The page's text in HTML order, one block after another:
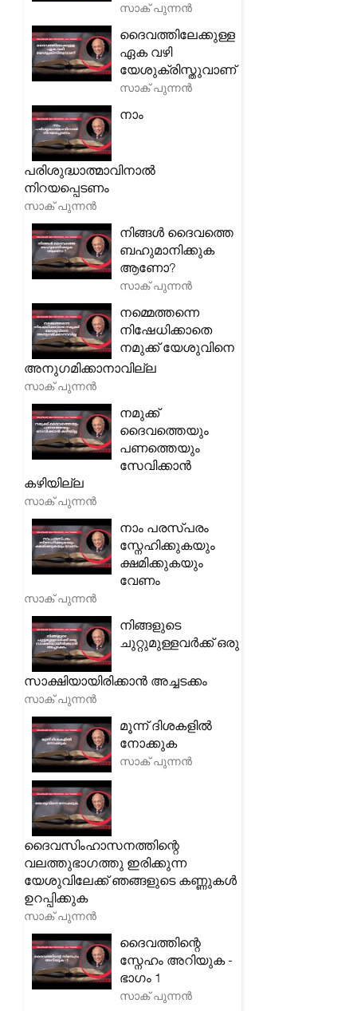
സാക് പുന്നൻ
ദൈവത്തിലേക്കുള്ള
ഏക വഴി
യേശുക്രിസ്തുവാണ്
സാക് പുന്നൻ
നാം
പരിശുദ്ധാത്മാവിനാൽ
നിറയപ്പെടണം
സാക് പുന്നൻ
നിങ്ങൾ ദൈവത്തെ
ബഹുമാനിക്കുക
ആണോ?
സാക് പുന്നൻ
നമ്മെത്തന്നെ
നിഷേധിക്കാതെ
നമുക്ക് യേശുവിനെ
അനുഗമിക്കാനാവില്ല
സാക് പുന്നൻ
നമുക്ക്
ദൈവത്തെയും
പണത്തെയും
സേവിക്കാൻ
കഴിയില്ല
സാക് പുന്നൻ
നാം പരസ്പരം
സ്നേഹിക്കുകയും
ക്ഷമിക്കുകയും
വേണം
സാക് പുന്നൻ
നിങ്ങളുടെ
ചുറ്റുമുള്ളവർക്ക് ഒരു
സാക്ഷിയായിരിക്കാൻ അച്ചടക്കം
സാക് പുന്നൻ
മൂന്ന് ദിശകളിൽ
നോക്കുക
സാക് പുന്നൻ
ദൈവസിംഹാസനത്തിന്റെ
വലത്തുഭാഗത്തു ഇരിക്കുന്ന
യേശുവിലേക്ക് ഞങ്ങളുടെ കണ്ണുകൾ
ഉറപ്പിക്കുക
സാക് പുന്നൻ
ദൈവത്തിന്റെ
സ്നേഹം അറിയുക -
ഭാഗം 1
സാക് പുന്നൻ